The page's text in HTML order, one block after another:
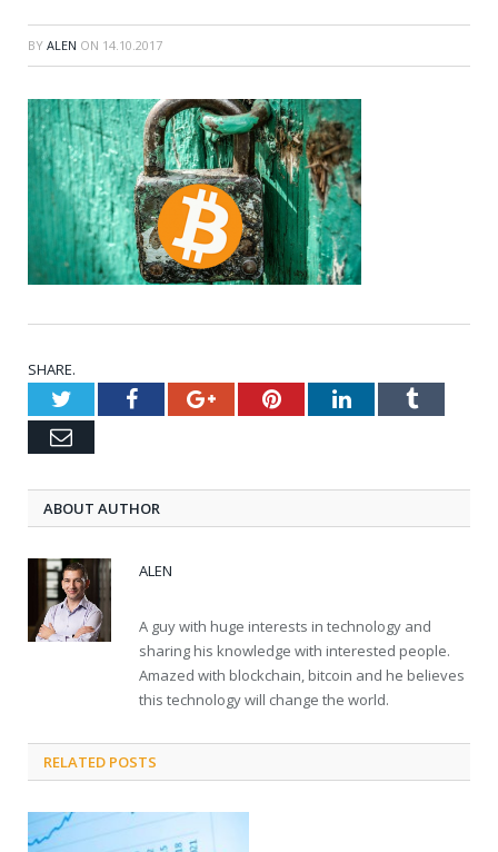
BY ALEN ON 14.10.2017
SHARE.
TwitterFacebookGoogle+PinterestLinkedInTumblr
Email
ABOUT AUTHOR
ALEN
A guy with huge interests in technology and
sharing his knowledge with interested people.
Amazed with blockchain, bitcoin and he believes
this technology will change the world.
RELATED POSTS